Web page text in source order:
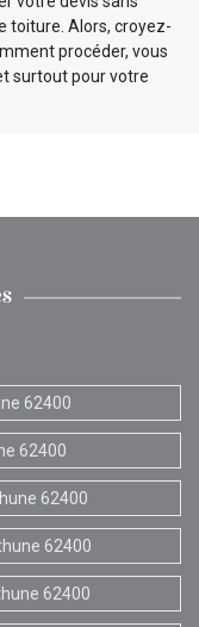
toiture. Alors, croyez-
procéder, vous
surtout pour votre
62400
62400
62400
62400
62400